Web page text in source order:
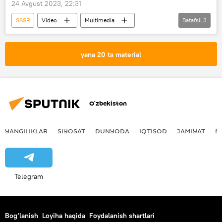
24 Avgust 2023, 22:31
SSSR Video
Multimedia
Moldova
Ulug‘ Vatan urushi
Batafsil 3
yana 20 ta material
O‘zbekiston
YANGILIKLAR SIYOSAT DUNYODA IQTISOD JAMIYAT
Telegram
Bog‘lanish Loyiha haqida Foydalanish shartlari